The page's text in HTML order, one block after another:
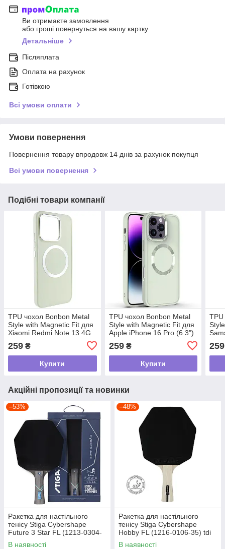
Ви отримаєте замовлення
або гроші повернуться на вашу картку
Детальніше
Післяплата
Оплата на рахунок
Готівкою
Всі умови оплати
Умови повернення
Повернення товару впродовж 14 днів за рахунок покупця
Всі умови повернення
Подібні товари компанії
TPU чохол Bonbon Metal
Style with Magnetic Fit для
Xiaomi Redmi Note 13 4G
259 ₴
Купити
TPU чохол Bonbon Metal
Style with Magnetic Fit для
Apple iPhone 16 Pro (6.3")
259₴
Купити
/259
Акційні пропозиції та новинки
–53%
Ракетка для настільного
тенісу Stiga Cybershape
Future 3 Star FL (1213-0304-
35) tdi
В наявності
–48%
Ракетка для настільного
тенісу Stiga Cybershape
Hobby FL (1216-0106-35) tdi
В наявності